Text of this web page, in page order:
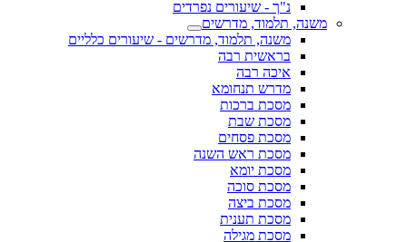
נ"ך - שיעורים נפרדים
משנה, תלמוד, מדרשים
משנה, תלמוד, מדרשים - שיעורים כלליים
בראשית רבה
איכה רבה
מדרש תנחומא
מסכת ברכות
מסכת שבת
מסכת פסחים
מסכת ראש השנה
מסכת יומא
מסכת סוכה
מסכת ביצה
מסכת תענית
מסכת מגילה